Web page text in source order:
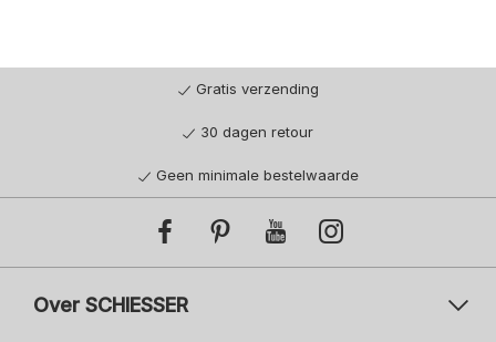
Gratis verzending
30 dagen retour
Geen minimale bestelwaarde
Over SCHIESSER